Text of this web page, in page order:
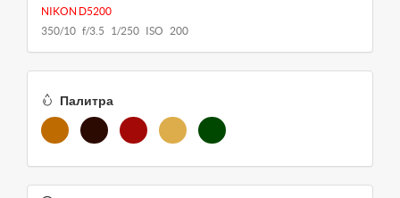
NIKON D5200
350/10 f/3.5 1/250 ISO 200
Палитра